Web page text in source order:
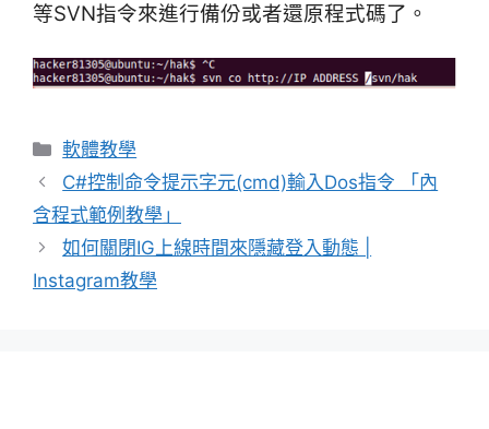
等SVN指令來進行備份或者還原程式碼了。
分
類
軟體教學
C#控制命令提示字元(cmd)輸入Dos指令 「內
含程式範例教學」
如何關閉IG上線時間來隱藏登入動態 |
Instagram教學